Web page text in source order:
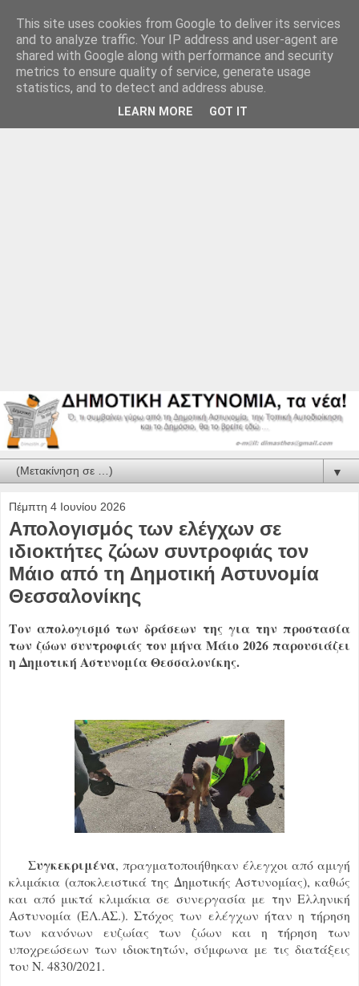
▼
Πέμπτη 4 Ιουνίου 2026
Απολογισμός των ελέγχων σε
ιδιοκτήτες ζώων συντροφιάς τον
Μάιο από τη Δημοτική Αστυνομία
Θεσσαλονίκης
Τον απολογισμό των δράσεων της για την προστασία
των ζώων συντροφιάς τον μήνα Μάιο 2026 παρουσιάζει
η Δημοτική Αστυνομία Θεσσαλονίκης.
Συγκεκριμένα, πραγματοποιήθηκαν έλεγχοι από αμιγή
κλιμάκια (αποκλειστικά της Δημοτικής Αστυνομίας), καθώς
και από μικτά κλιμάκια σε συνεργασία με την Ελληνική
Αστυνομία (ΕΛ.ΑΣ.). Στόχος των ελέγχων ήταν η τήρηση
των κανόνων ευζωίας των ζώων και η τήρηση των
υποχρεώσεων των ιδιοκτητών, σύμφωνα με τις διατάξεις
του Ν. 4830/2021.
This site uses cookies from Google to deliver its services
and to analyze traffic. Your IP address and user-agent are
shared with Google along with performance and security
metrics to ensure quality of service, generate usage
statistics, and to detect and address abuse.
LEARN MORE GOT IT